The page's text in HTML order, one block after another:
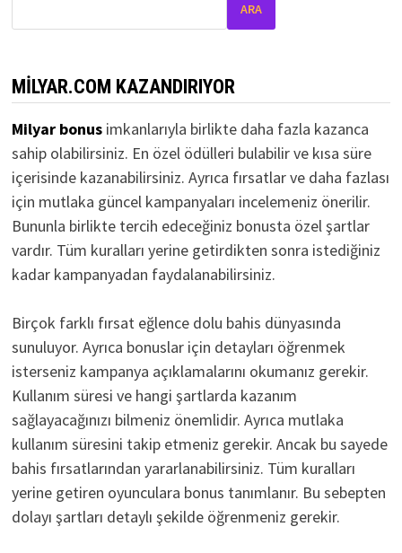
ARA
MILYAR.COM KAZANDIRIYOR
Milyar bonus imkanlarıyla birlikte daha fazla kazanca
sahip olabilirsiniz. En özel ödülleri bulabilir ve kısa süre
içerisinde kazanabilirsiniz. Ayrıca fırsatlar ve daha fazlası
için mutlaka güncel kampanyaları incelemeniz önerilir.
Bununla birlikte tercih edeceğiniz bonusta özel şartlar
vardır. Tüm kuralları yerine getirdikten sonra istediğiniz
kadar kampanyadan faydalanabilirsiniz.
Birçok farklı fırsat eğlence dolu bahis dünyasında
sunuluyor. Ayrıca bonuslar için detayları öğrenmek
isterseniz kampanya açıklamalarını okumanız gerekir.
Kullanım süresi ve hangi şartlarda kazanım
sağlayacağınızı bilmeniz önemlidir. Ayrıca mutlaka
kullanım süresini takip etmeniz gerekir. Ancak bu sayede
bahis fırsatlarından yararlanabilirsiniz. Tüm kuralları
yerine getiren oyunculara bonus tanımlanır. Bu sebepten
dolayı şartları detaylı şekilde öğrenmeniz gerekir.